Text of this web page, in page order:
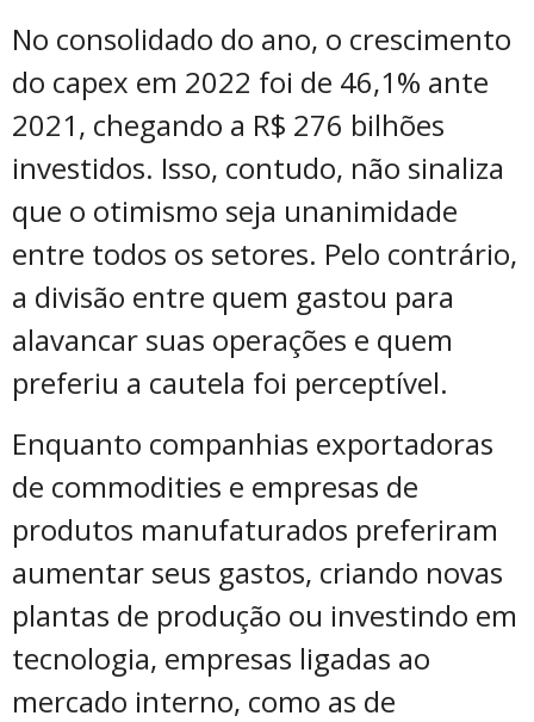
No consolidado do ano, o crescimento
do capex em 2022 foi de 46,1% ante
2021, chegando a R$ 276 bilhões
investidos. Isso, contudo, não sinaliza
que o otimismo seja unanimidade
entre todos os setores. Pelo contrário,
a divisão entre quem gastou para
alavancar suas operações e quem
preferiu a cautela foi perceptível.
Enquanto companhias exportadoras
de commodities e empresas de
produtos manufaturados preferiram
aumentar seus gastos, criando novas
plantas de produção ou investindo em
tecnologia, empresas ligadas ao
mercado interno, como as de